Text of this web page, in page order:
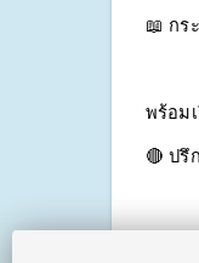
📖 กร
พร้อม
🔴 ปรึ